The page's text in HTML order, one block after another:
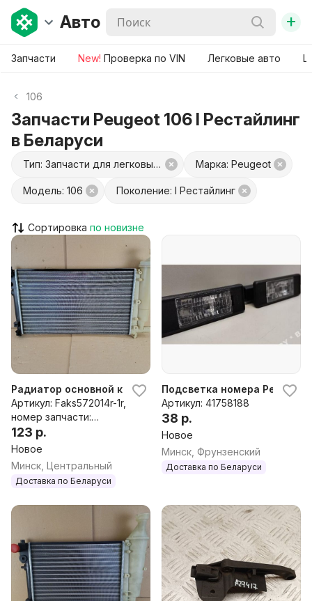
Авто +
Запчасти New! Проверка по VIN Легковые авто
106
Запчасти Peugeot 106 I Рестайлинг
в Беларуси
Тип: Запчасти для легковых авто Марка: Peugeot
Модель: 106 Поколение: I Рестайлинг
Сортировка
Радиатор основной к Peugeot 106
Артикул: Faks572014r-1r,
номер запчасти:
1301C7,1301C9,1301D0,1301
D2,1301V6
123 р.
Новое
Минск, Центральный
Доставка по Беларуси
Подсветка номера Peugeot
Артикул: 41758188
38 р.
Новое
Минск, Фрунзенский
Доставка по Беларуси